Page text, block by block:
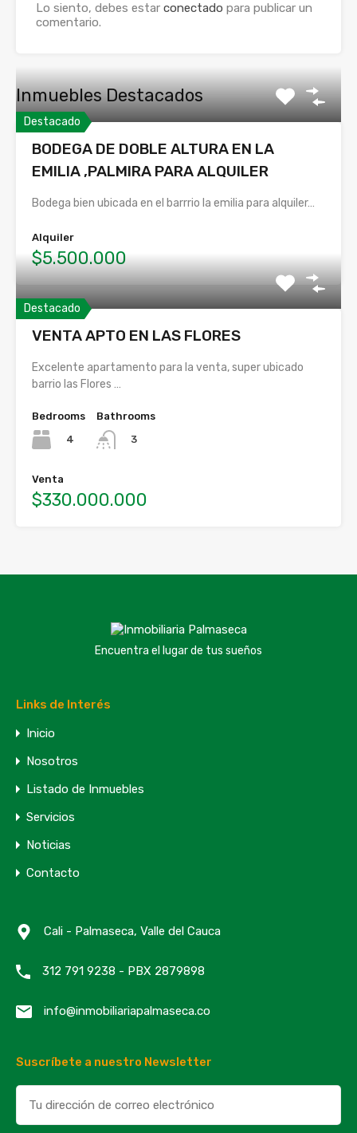
Lo siento, debes estar conectado para publicar un
comentario.
Inmuebles Destacados
Destacado
BODEGA DE DOBLE ALTURA EN LA
EMILIA ,PALMIRA PARA ALQUILER
Bodega bien ubicada en el barrrio la emilia para alquiler…
Alquiler
$5.500.000
Destacado
VENTA APTO EN LAS FLORES
Excelente apartamento para la venta, super ubicado
barrio las Flores …
Bedrooms
4
Bathrooms
3
Venta
$330.000.000
Encuentra el lugar de tus sueños
Links de Interés
Inicio
Nosotros
Listado de Inmuebles
Servicios
Noticias
Contacto
Cali - Palmaseca, Valle del Cauca
312 791 9238 - PBX 2879898
info@inmobiliariapalmaseca.co
Suscríbete a nuestro Newsletter